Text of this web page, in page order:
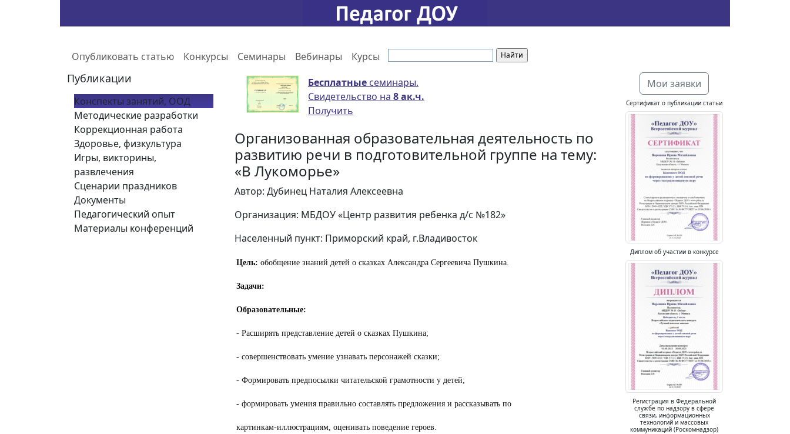
Опубликовать статью Конкурсы Семинары Вебинары Курсы
Публикации
Конспекты занятий, ООД
Методические разработки
Коррекционная работа
Здоровье, физкультура
Игры, викторины,
развлечения
Сценарии праздников
Документы
Педагогический опыт
Материалы конференций
Бесплатные семинары.
Свидетельство на 8 ак.ч.
Получить
Организованная образовательная деятельность по
развитию речи в подготовительной группе на тему:
«В Лукоморье»
Автор: Дубинец Наталия Алексеевна
Организация: МБДОУ «Центр развития ребенка д/с №182»
Населенный пункт: Приморский край, г.Владивосток
Цель: обобщение знаний детей о сказках Александра Сергеевича Пушкина.
Задачи:
Образовательные:
- Расширять представление детей о сказках Пушкина;
- совершенствовать умение узнавать персонажей сказки;
- Формировать предпосылки читательской грамотности у детей;
- формировать умения правильно составлять предложения и рассказывать по
картинкам-иллюстрациям, оценивать поведение героев.
Мои заявки
Сертификат о публикации статьи
Диплом об участии в конкурсе
Регистрация в Федеральной
службе по надзору в сфере
связи, информационных
технологий и массовых
коммуникаций (Роскомнадзор)